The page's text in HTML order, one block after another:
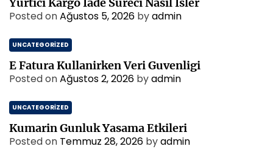
Posted onAğustos 5, 2026 byadmin
UNCATEGORIZED
E Fatura Kullanirken Veri Guvenligi
Posted onAğustos 2, 2026 byadmin
UNCATEGORIZED
Kumarin Gunluk Yasama Etkileri
Posted on Temmuz 28, 2026 byadmin